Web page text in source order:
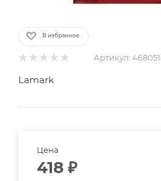
В избранное
Артикул:
Lamark
Цена
418 ₽